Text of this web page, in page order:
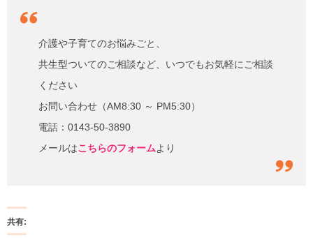
介護や子育てのお悩みごと、
共生型ついてのご相談など、いつでもお気軽にご相談
ください
お問い合わせ（AM8:30 ～ PM5:30）
電話：0143-50-3890
メールはこちらのフォームより
共有: